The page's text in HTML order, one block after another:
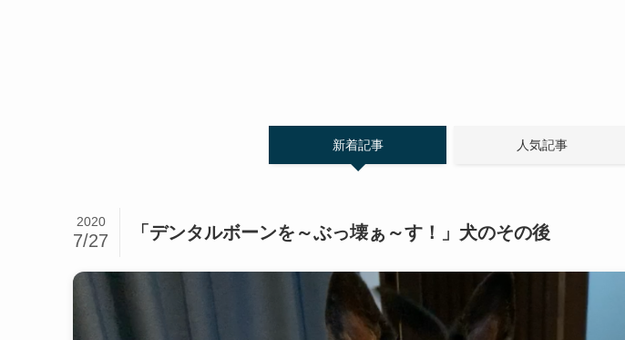
新着記事 人気記事
「デンタルボーンを～ぶっ壊ぁ～す！」犬のその後
2020
7/27